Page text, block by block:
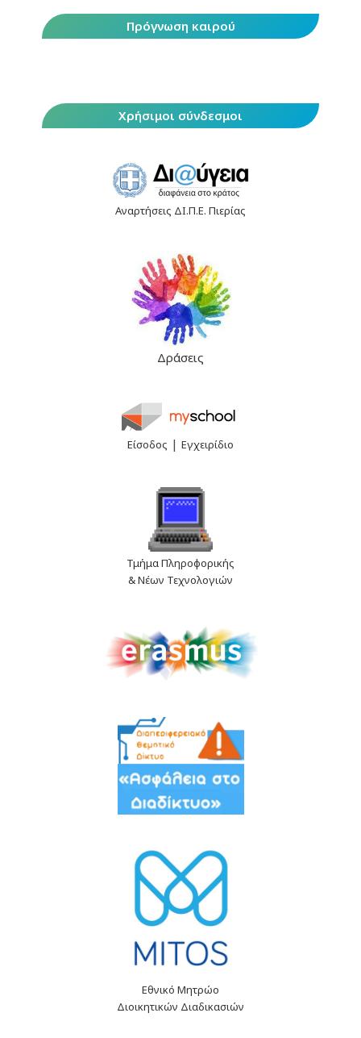
Πρόγνωση καιρού
Χρήσιμοι σύνδεσμοι
Αναρτήσεις ΔΙ.Π.Ε. Πιερίας
Δράσεις
Είσοδος | Εγχειρίδιο
Τμήμα Πληροφορικής
& Νέων Τεχνολογιών
Εθνικό Μητρώο
Διοικητικών Διαδικασιών